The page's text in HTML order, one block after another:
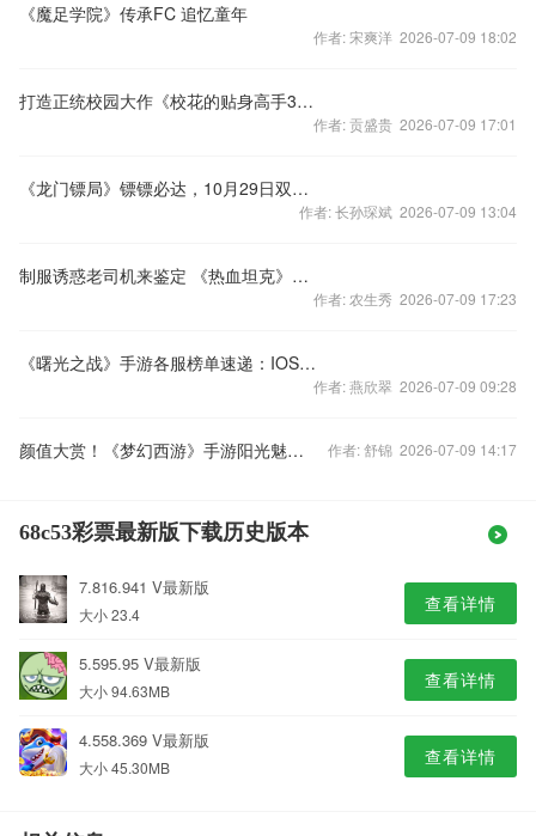
《魔足学院》传承FC 追忆童年
作者: 宋爽洋 2026-07-09 18:02
打造正统校园大作《校花的贴身高手3D》贴身玩法新体验
作者: 贡盛贵 2026-07-09 17:01
《龙门镖局》镖镖必达，10月29日双端上线！
作者: 长孙琛斌 2026-07-09 13:04
制服诱惑老司机来鉴定 《热血坦克》运维秒变痴汉
作者: 农生秀 2026-07-09 17:23
《曙光之战》手游各服榜单速递：IOS扛把大姐大 安卓惊现梅长苏
作者: 燕欣翠 2026-07-09 09:28
颜值大赏！《梦幻西游》手游阳光魅力榜报名明日开启 作者: 舒锦 2026-07-09 14:17
68c53彩票最新版下载历史版本
7.816.941 V最新版
大小 23.4 查看详情
5.595.95 V最新版
大小 94.63MB 查看详情
4.558.369 V最新版
大小 45.30MB 查看详情